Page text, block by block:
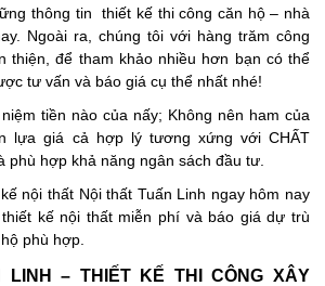
thông tin thiết kế thi công căn hộ – nhà
Ngoài ra, chúng tôi với hàng trăm công
thiện, để tham khảo nhiều hơn bạn có thể
tư vấn và báo giá cụ thể nhất nhé!
tiền nào của nấy; Không nên ham của
lựa giá cả hợp lý tương xứng với CHẤT
hợp khả năng ngân sách đầu tư.
nội thất Nội thất Tuấn Linh ngay hôm nay
kế nội thất miễn phí và báo giá dự trù
phù hợp.
LINH – THIẾT KẾ THI CÔNG XÂY